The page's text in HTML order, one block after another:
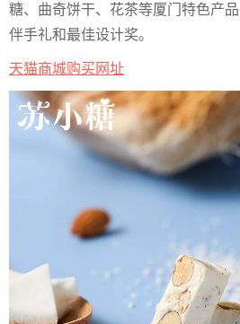
糖、曲奇饼干、花茶等厦门特色产
伴手礼和最佳设计奖。
天猫商城购买网址